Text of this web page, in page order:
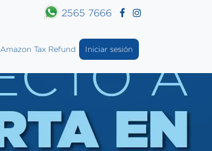
2565 7666
Amazon Tax Refund Iniciar sesión